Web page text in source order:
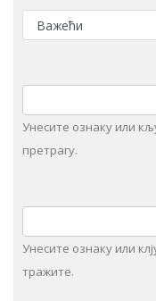
Унесите ознаку или
претрагу.
Унесите ознаку или
тражите.